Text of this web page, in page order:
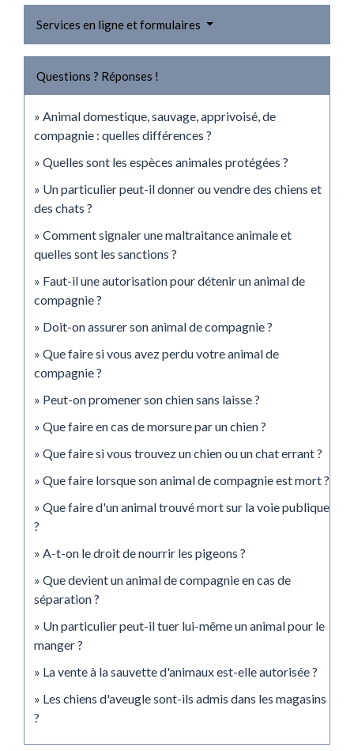
Services en ligne et formulaires
Questions ? Réponses !
Animal domestique, sauvage, apprivoisé, de
compagnie : quelles différences ?
Quelles sont les espèces animales protégées ?
Un particulier peut-il donner ou vendre des chiens et
des chats ?
Comment signaler une maltraitance animale et
quelles sont les sanctions ?
Faut-il une autorisation pour détenir un animal de
compagnie ?
Doit-on assurer son animal de compagnie ?
Que faire si vous avez perdu votre animal de
compagnie ?
Peut-on promener son chien sans laisse ?
Que faire en cas de morsure par un chien ?
Que faire si vous trouvez un chien ou un chat errant ?
Que faire lorsque son animal de compagnie est mort ?
Que faire d'un animal trouvé mort sur la voie publique
?
A-t-on le droit de nourrir les pigeons ?
Que devient un animal de compagnie en cas de
séparation ?
Un particulier peut-il tuer lui-même un animal pour le
manger ?
La vente à la sauvette d'animaux est-elle autorisée ?
Les chiens d'aveugle sont-ils admis dans les magasins
?